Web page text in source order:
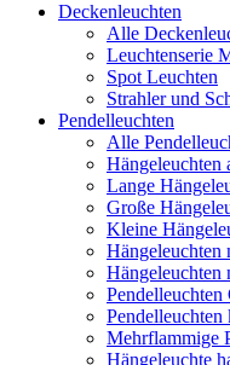
Deckenleuchten
Alle
Leuchtenserie
Spot Leuchten
Strahler und
Pendelleuchten
Alle
Hängeleuchten
Lange
Große
Kleine
Hängeleuchten
Pendelleuchten
Mehrflammige
Hängeleuchte